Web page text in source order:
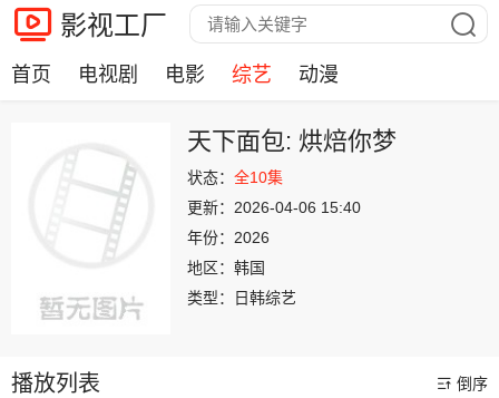
影视工厂
首页 电视剧 电影 综艺 动漫
天下面包: 烘焙你梦
状态： 全10集
更新： 2026-04-06 15:40
年份： 2026
地区： 韩国
类型：
日韩综艺
播放列表 倒序